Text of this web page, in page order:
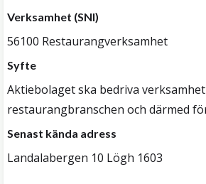
Verksamhet (SNI)
56100 Restaurangverksamhet
Syfte
Aktiebolaget ska bedriva
restaurangbranschen och därmed
Senast kända adress
Landalabergen 10 Lögh 1603